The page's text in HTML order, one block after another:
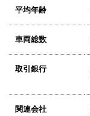
平均年齢
車両総数
取引銀行
関連会社